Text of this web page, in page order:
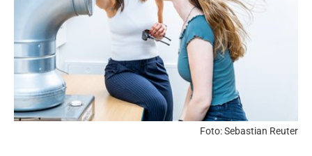
Foto: Sebastian Reuter